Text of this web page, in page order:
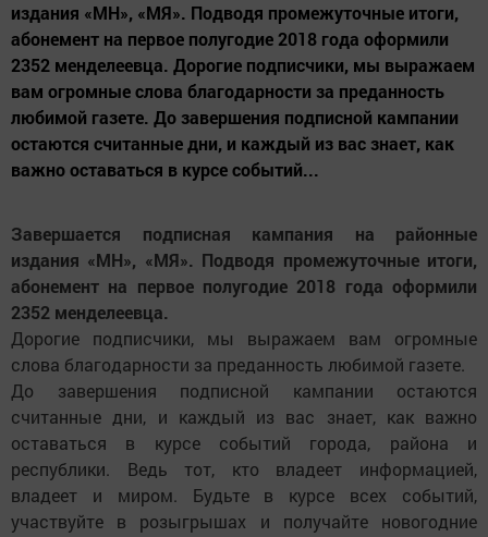
издания «МН», «МЯ». Подводя промежуточные итоги,
абонемент на первое полугодие 2018 года оформили
2352 менделеевца. Дорогие подписчики, мы выражаем
вам огромные слова благодарности за преданность
любимой газете. До завершения подписной кампании
остаются считанные дни, и каждый из вас знает, как
важно оставаться в курсе событий...
Завершается подписная кампания на районные
издания «МН», «МЯ». Подводя промежуточные итоги,
абонемент на первое полугодие 2018 года оформили
2352 менделеевца.
Дорогие подписчики, мы выражаем вам огромные
слова благодарности за преданность любимой газете.
До завершения подписной кампании остаются
считанные дни, и каждый из вас знает, как важно
оставаться в курсе событий города, района и
республики. Ведь тот, кто владеет информацией,
владеет и миром. Будьте в курсе всех событий,
участвуйте в розыгрышах и получайте новогодние